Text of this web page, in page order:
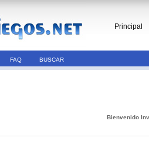
Principal
FAQ BUSCAR
Bienvenido